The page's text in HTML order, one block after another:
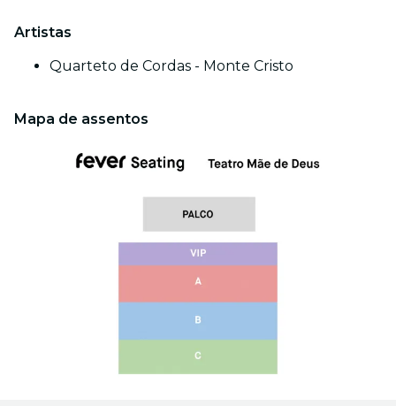
Artistas
Quarteto de Cordas - Monte Cristo
Mapa de assentos